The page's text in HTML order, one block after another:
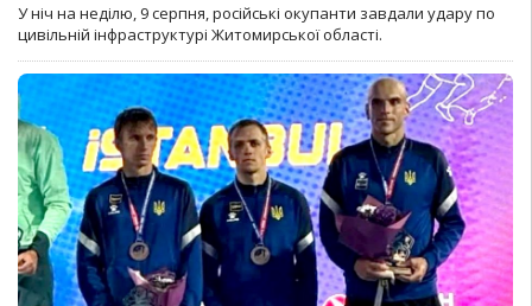
У ніч на неділю, 9 серпня, російські окупанти завдали удару по
цивільній інфраструктурі Житомирської області.